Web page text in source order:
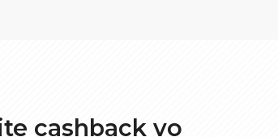
cashback vo